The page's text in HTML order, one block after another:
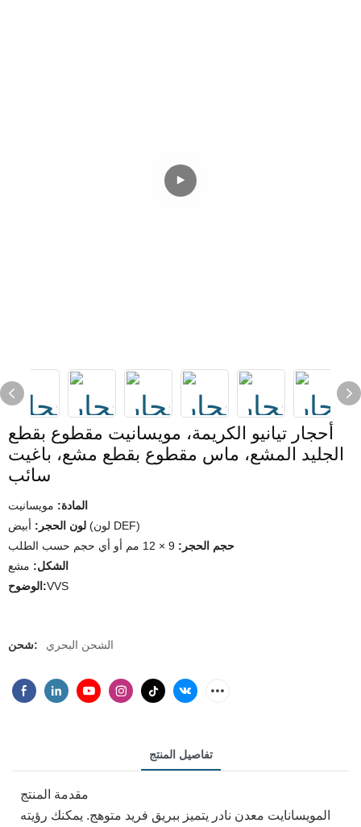
أحجار تيانيو الكريمة، مويسانيت مقطوع بقطع
الجليد المشع، ماس مقطوع بقطع مشع، باغيت
سائب
المادة: مويسانيت
لون الحجر:
أبيض (لون DEF)
حجم الحجر:
الشكل: مشع
الوضوح:VVS
شحن: الشحن البحري
تفاصيل المنتج
مقدمة المنتج
المويسانايت معدن نادر يتميز ببريق فريد متوهج. يمكنك رؤيته